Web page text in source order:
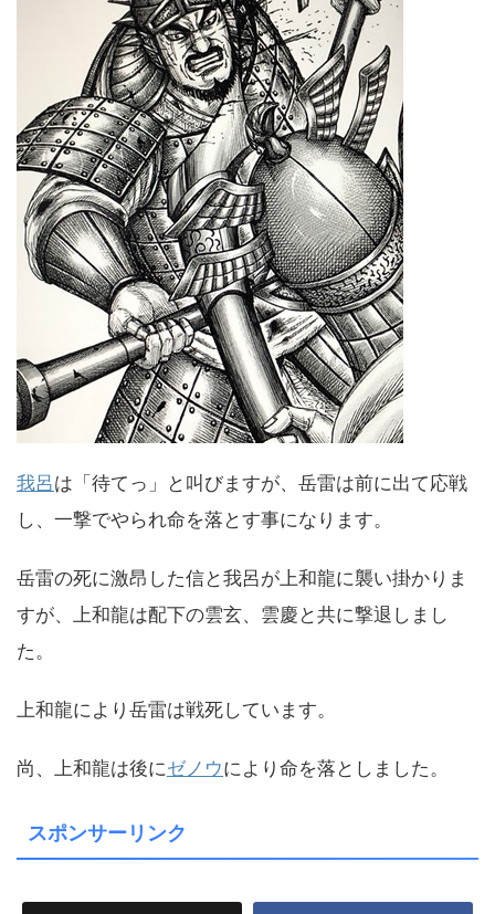
我呂は「待てっ」と叫びますが、岳雷は前に出て応戦
し、一撃でやられ命を落とす事になります。
岳雷の死に激昂した信と我呂が上和龍に襲い掛かりま
すが、上和龍は配下の雲玄、雲慶と共に撃退しまし
た。
上和龍により岳雷は戦死しています。
尚、上和龍は後にゼノウにより命を落としました。
スポンサーリンク